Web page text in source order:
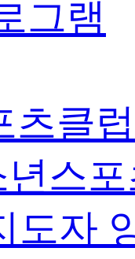
그램
츠클
스
도자